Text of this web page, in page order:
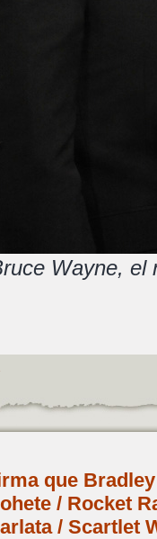
Wayne, el
que
/ Rocket
/ Scartlet